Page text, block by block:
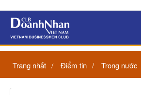
Trang nhất Điểm tin Trong nước